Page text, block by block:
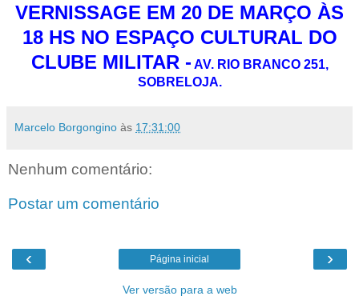
VERNISSAGE EM 20 DE MARÇO ÀS
18 HS NO ESPAÇO CULTURAL DO
CLUBE MILITAR - AV. RIO BRANCO 251,
SOBRELOJA.
Marcelo Borgongino às 17:31:00
Nenhum comentário:
Postar um comentário
‹ ›
Página inicial
Ver versão para a web